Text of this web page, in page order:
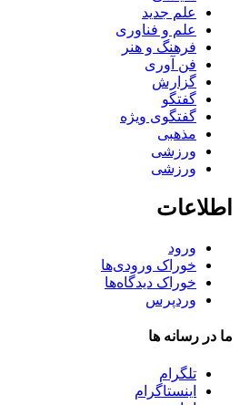
علم جدید
علم و فناوری
فرهنگ و هنر
فن آوری
گزارش
گفتگو
گفتگوی ویژه
مذهبی
ورزشی
ورزشی
اطلاعات
ورود
خوراک ورودی‌ها
خوراک دیدگاه‌ها
وردپرس
ما در رسانه ها
تلگرام
اینستاگرام